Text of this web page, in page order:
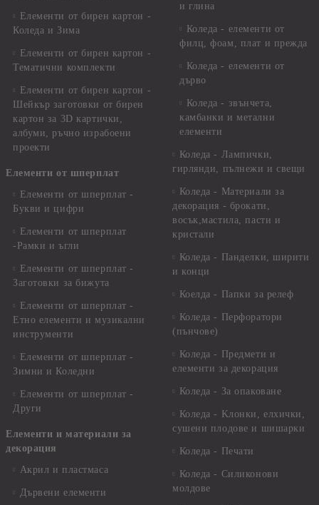
Елементи от бирен картон -
Коледа и Зима
Елементи от бирен картон -
Тематични комплекти
Елементи от бирен картон -
Шейкър заготовки от бирен
картон за 3D картички,
албуми, ръчно израбоени
проекти
Елементи от шперплат
Елементи от шперплат -
Букви и цифри
Елементи от шперплат
-Рамки и ъгли
Елементи от шперплат -
Заготовки за бижута
Елементи от шперплат -
Етно елементи и музикални
инструменти
Елементи от шперплат -
Зимни и Коледни
Елементи от шперплат -
Други
Елементи и материали за
декорация
Акрил и пластмаса
Дървени елементи
и глина
Коледа - елементи от
филц, фоам, плат и прежда
Коледа - елементи от
дърво
Коледа - звънчета,
камбанки и метални
елементи
Коледа - Лампички,
гирлянди, пълнежи и свещи
Коледа - Материали за
декорация - брокати,
восък,мастила, пасти и
кристали
Коледа - Панделки, ширити
и конци
Коелда - Папки за релеф
Коледа - Перфоратори
(пънчове)
Коледа - Предмети и
елементи за декорация
Коледа - За опаковане
Коледа - Kлонки, елхички,
сушени плодове и шишарки
Коледа - Печати
Коледа - Силиконови
молдове